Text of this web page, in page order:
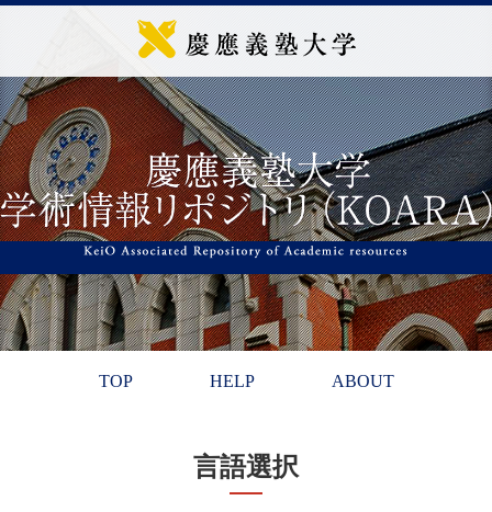
TOP HELP ABOUT
言語選択